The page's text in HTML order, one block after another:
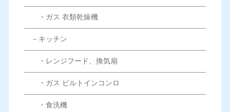
・ガス 衣類乾燥機
－キッチン
・レンジフード、換気扇
・ガス ビルトインコンロ
・食洗機